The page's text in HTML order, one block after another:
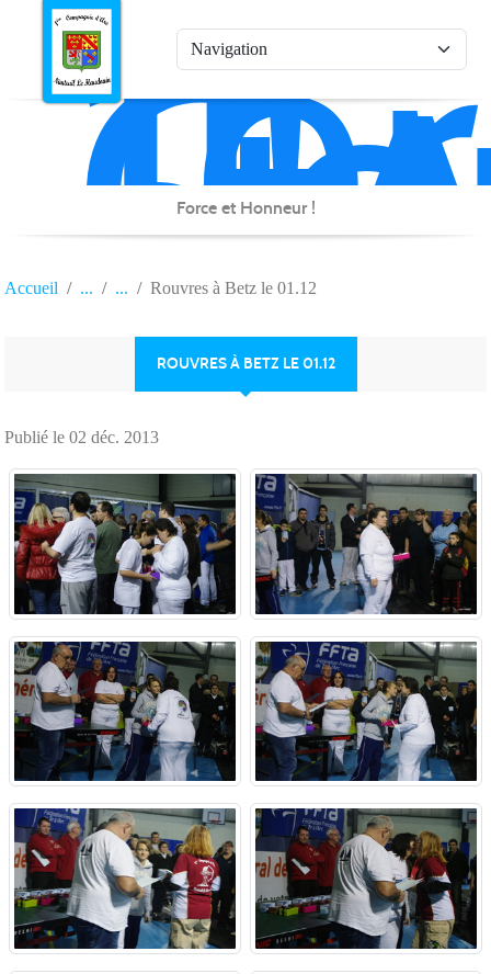
de
Force et Honneur !
Accueil Rouvres à Betz le 01.12
ROUVRES À BETZ LE 01.12
Publié le 02 déc. 2013
Panneau de gestion des cookies